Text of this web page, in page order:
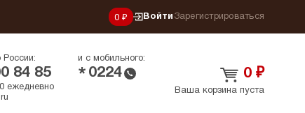
0 ₽ Войти Зарегистрироваться
России:
84 85
и с мобильного:
* 0224
ежедневно
0 ₽
Ваша корзина пуста